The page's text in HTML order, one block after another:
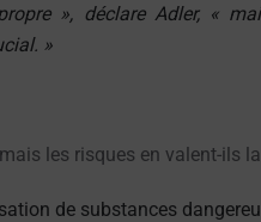
», déclare Adler, «
»
les risques en valent-ils
de substances